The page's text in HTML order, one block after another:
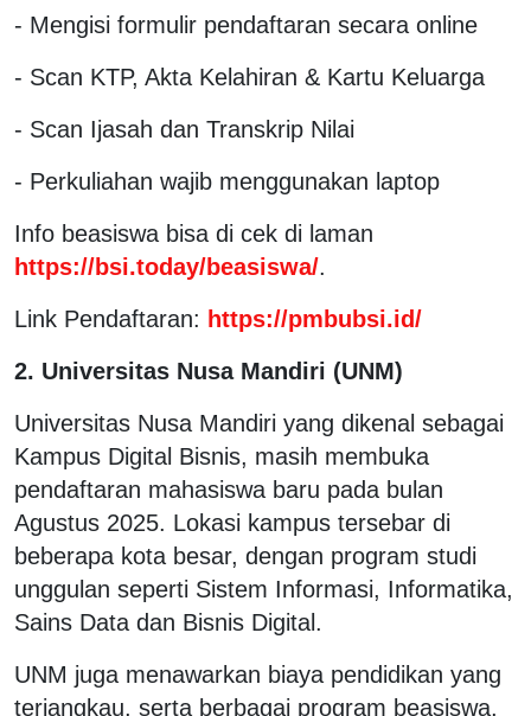
- Mengisi formulir pendaftaran secara online
- Scan KTP, Akta Kelahiran & Kartu Keluarga
- Scan Ijasah dan Transkrip Nilai
- Perkuliahan wajib menggunakan laptop
Info beasiswa bisa di cek di laman
https://bsi.today/beasiswa/.
Link Pendaftaran: https://pmbubsi.id/
2. Universitas Nusa Mandiri (UNM)
Universitas Nusa Mandiri yang dikenal sebagai
Kampus Digital Bisnis, masih membuka
pendaftaran mahasiswa baru pada bulan
Agustus 2025. Lokasi kampus tersebar di
beberapa kota besar, dengan program studi
unggulan seperti Sistem Informasi, Informatika,
Sains Data dan Bisnis Digital.
UNM juga menawarkan biaya pendidikan yang
terjangkau, serta berbagai program beasiswa,